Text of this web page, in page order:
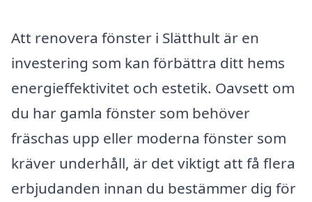
Att renovera fönster i Slätthult är en
investering som kan förbättra ditt hems
energieffektivitet och estetik. Oavsett om
du har gamla fönster som behöver
fräschas upp eller moderna fönster som
kräver underhåll, är det viktigt att få flera
erbjudanden innan du bestämmer dig för